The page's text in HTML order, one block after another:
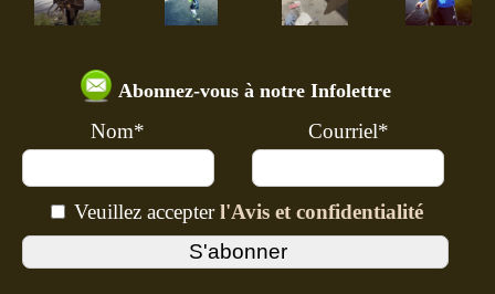
Abonnez-vous à notre Infolettre
Nom* Courriel*
Veuillez accepterl'Avis et confidentialité